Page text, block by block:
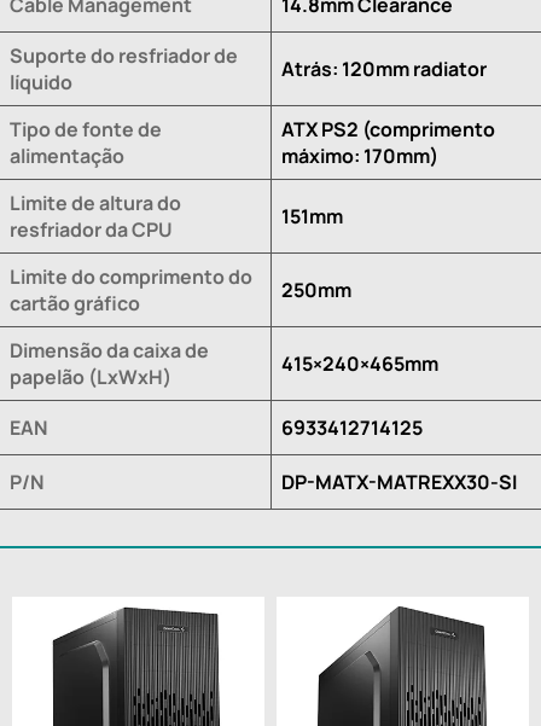
Suporte do resfriador de
líquido
Atrás: 120mm radiator
Tipo de fonte de
alimentação
ATX PS2 (comprimento
máximo: 170mm)
Limite de altura do
resfriador da CPU
151mm
Limite do comprimento do
cartão gráfico
250mm
Dimensão da caixa de
papelão (LxWxH)
415×240×465mm
EAN 6933412714125
P/N DP-MATX-MATREXX30-SI